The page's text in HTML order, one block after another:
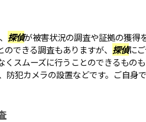
探偵が被害状況の調査や証拠の獲得
できる調査もありますが、 探偵に
スムーズに行うことのできるもの
防犯カメラの設置などです。ご自身